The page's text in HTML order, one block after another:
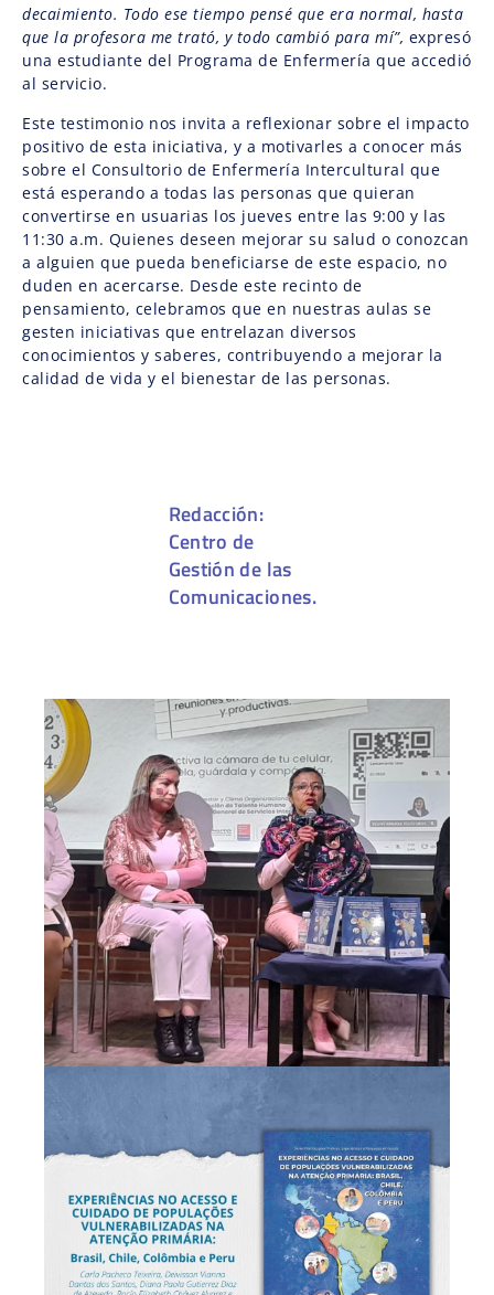
decaimiento. Todo ese tiempo pensé que era normal, hasta
que la profesora me trató, y todo cambió para mí”, expresó
una estudiante del Programa de Enfermería que accedió
al servicio.
Este testimonio nos invita a reflexionar sobre el impacto
positivo de esta iniciativa, y a motivarles a conocer más
sobre el Consultorio de Enfermería Intercultural que
está esperando a todas las personas que quieran
convertirse en usuarias los jueves entre las 9:00 y las
11:30 a.m. Quienes deseen mejorar su salud o conozcan
a alguien que pueda beneficiarse de este espacio, no
duden en acercarse. Desde este recinto de
pensamiento, celebramos que en nuestras aulas se
gesten iniciativas que entrelazan diversos
conocimientos y saberes, contribuyendo a mejorar la
calidad de vida y el bienestar de las personas.
Redacción:
Centro de
Gestión de las
Comunicaciones.